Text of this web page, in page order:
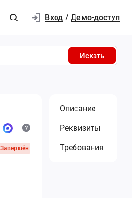
Вход / Демо-доступ
Искать
Завершён
Описание
Реквизиты
Требования